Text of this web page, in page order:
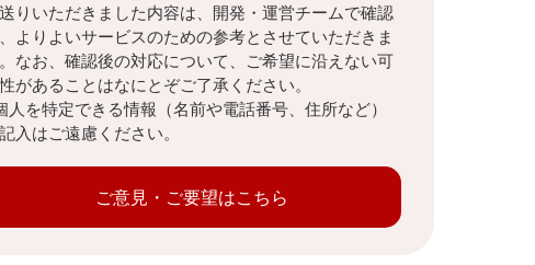
りいただきました内容は、開発・運営チームで確認
よりよいサービスのための参考とさせていただきま
なお、確認後の対応について、ご希望に沿えない可
があることはなにとぞご了承ください。
人を特定できる情報（名前や電話番号、住所など）
入はご遠慮ください。
ご意見・ご要望はこちら